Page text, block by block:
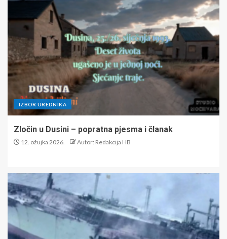
IZBOR UREDNIKA
Zločin u Dusini – popratna pjesma i članak
12. ožujka 2026. Autor: Redakcija HB